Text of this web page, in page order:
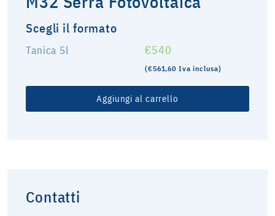
Scegli il formato
Tanica 5l €540
(€561,60 Iva inclusa)
Aggiungi al carrello
Contatti